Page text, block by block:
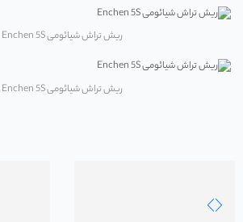
ریش تراش شیائومی Enchen 5S
ریش تراش شیائومی Enchen 5S